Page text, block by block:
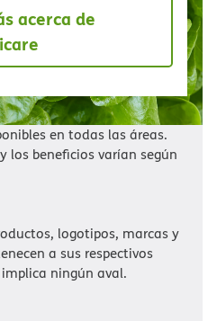
acerca de
en todas las áreas.
los beneficios varían según
logotipos, marcas y
a sus respectivos
ningún aval.​​